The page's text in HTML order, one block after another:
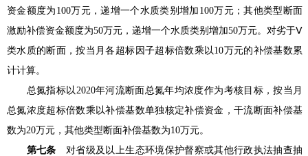
资金额度为100万元，递增一个水质类别增加100万元；其他类型断面
激励补偿资金额度为50万元，递增一个水质类别增加50万元。对劣于Ⅴ
类水质的断面，按当月各超标因子超标倍数乘以10万元的补偿基数累
计计算。
总氮指标以2020年河流断面总氮年均浓度作为考核目标，按当月
总氮浓度超标倍数乘以补偿基数单独核定补偿资金，干流断面补偿基
数为20万元，其他类型断面补偿基数为10万元。
第七条 对省级及以上生态环境保护督察或其他行政执法抽查抽